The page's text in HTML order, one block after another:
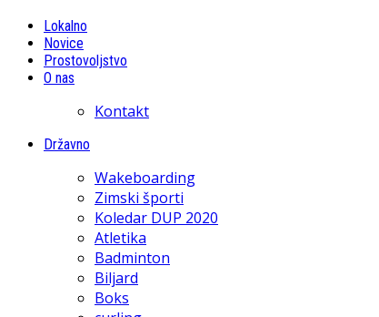
Lokalno
Novice
Prostovoljstvo
O nas
Kontakt
Državno
Wakeboarding
Zimski športi
Koledar DUP 2020
Atletika
Badminton
Biljard
Boks